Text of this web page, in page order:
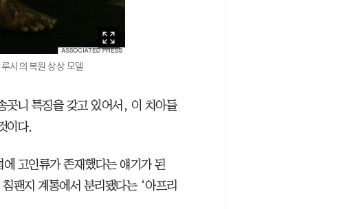
시의 복원 상상 모델
곳니 특징을 갖고 있어서, 이 치아들
이다.
고인류가 존재했다는 얘기가 된
팬지 계통에서 분리됐다는 ‘아프리